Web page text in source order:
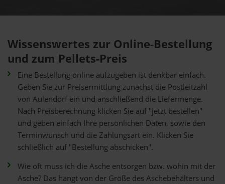
Wissenswertes zur Online-Bestellung
und zum Pellets-Preis
Eine Bestellung online aufzugeben ist denkbar einfach.
Geben Sie zur Preisermittlung zunächst die Postleitzahl
von Aulendorf ein und anschließend die Liefermenge.
Nach Preisberechnung klicken Sie auf "jetzt bestellen"
und geben einfach Ihre persönlichen Daten, sowie den
Terminwunsch und die Zahlungsart ein. Klicken Sie
schließlich auf "Bestellung abschicken".
Wie oft muss ich die Asche entsorgen bzw. wohin mit der
Asche? Das hängt von der Größe des Aschebehälters und